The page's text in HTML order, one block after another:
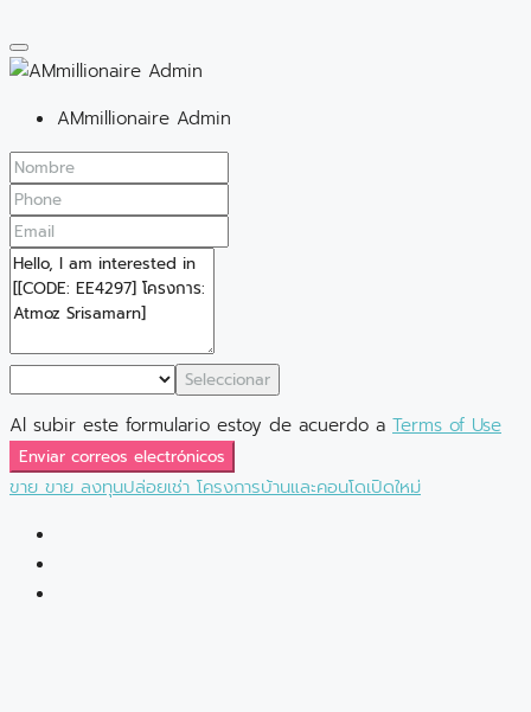
AMmillionaire Admin
Seleccionar
Al subir este formulario estoy de acuerdo a Terms of Use
Enviar correos electrónicos
ขาย ขาย ลงทุนปล่อยเช่า โครงการบ้านและคอนโดเปิดใหม่